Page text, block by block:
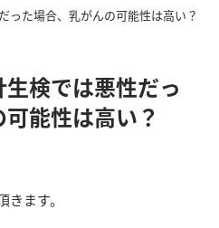
った場合、乳がんの可能性は高い？
検では悪性だっ
能性は高い？
ます。